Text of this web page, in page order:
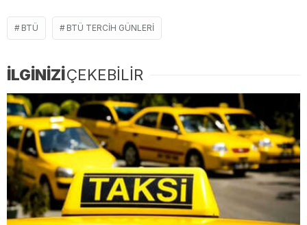
BTÜ BTÜ TERCIH GÜNLERI
İLGİNİZİÇEKEBİLİR